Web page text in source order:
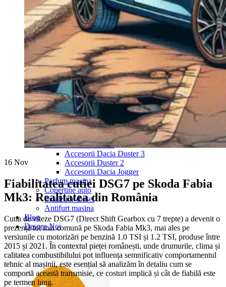
Navigație Passat CC
Skoda
Navigație Skoda Fabia 1
Navigație Skoda Fabia 2
Navigație Skoda Octavia 1
Navigație Skoda Octavia 2
Navigație Skoda Octavia 3
Navigație Skoda Rapid
Navigație Skoda Superb 1
Navigație Skoda Superb 2
Navigație Toyota Avensis T25
Portbagaj Plafon Auto
Sub 350 Litri
Peste 350 Litri
Peste 450 litri
Accesorii auto masina
Accesorii Dacia Duster 3
Accesorii Duster 2
Accesorii Dacia Jogger
Parfum masina
Copertine auto
Incalzitor diesel
Antifurt masina
Blog
Despre Noi
16 Nov
Fiabilitatea cutiei DSG7 pe Skoda Fabia
Mk3: Realitatea din România
Cutia de viteze DSG7 (Direct Shift Gearbox cu 7 trepte) a devenit o
prezență tot mai comună pe Skoda Fabia Mk3, mai ales pe
versiunile cu motorizări pe benzină 1.0 TSI și 1.2 TSI, produse între
2015 și 2021. În contextul pieței românești, unde drumurile, clima și
calitatea combustibilului pot influența semnificativ comportamentul
tehnic al mașinii, este esențial să analizăm în detaliu cum se
comportă această transmisie, ce costuri implică și cât de fiabilă este
pe termen lung.